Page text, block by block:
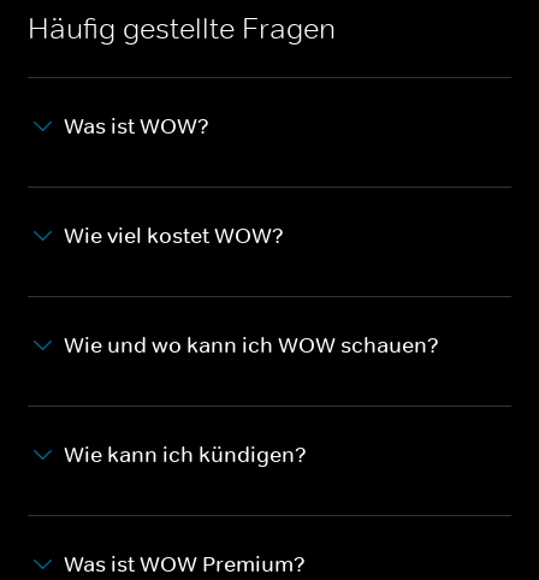
Häufig gestellte Fragen
Was ist WOW?
Wie viel kostet WOW?
Wie und wo kann ich WOW schauen?
Wie kann ich kündigen?
Was ist WOW Premium?